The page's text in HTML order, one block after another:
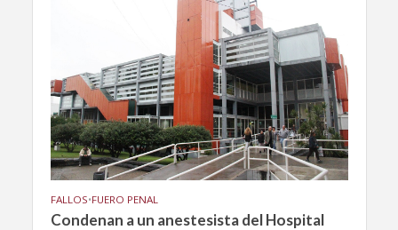
FALLOS•FUERO PENAL
Condenan a un anestesista del Hospital